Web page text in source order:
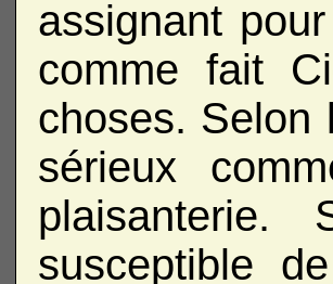
assignant
comme fait
choses. Selon
sérieux
susceptible